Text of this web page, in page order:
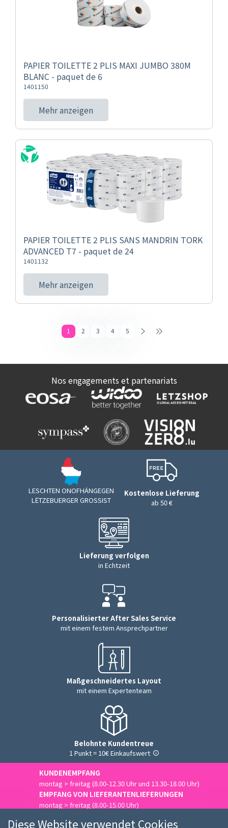
PAPIER TOILETTE 2 PLIS MAXI JUMBO 380M
BLANC - paquet de 6
1401150
Mehr anzeigen
PAPIER TOILETTE 2 PLIS SANS MANDRIN TORK
ADVANCED T7 - paquet de 24
1401132
Mehr anzeigen
1 2 3 4 5
Nos engagements et partenariats
LESCHTEN ONOFHÄNGEGEN
LËTZEBUERGER GROSSIST
Kostenlose Lieferung
ab 50 €
Lieferung verfolgen
in Echtzeit
Personalisierter After Sales Service
mit einem festem Ansprechpartner
Maßgeschneidertes Layout
mit einem Expertenteam
Belohnte Kundentreue
1 Punkt = 10€ Einkaufswert
KUNDENEMPFANG
montag > freitag (8.00-12.30 Uhr und 13.30-18.00 Uhr)
EMPFANG VON LIEFERANTENLIEFERUNGEN
montag > freitag (8.00-15.00 Uhr)
Diese Website verwendet Cookies